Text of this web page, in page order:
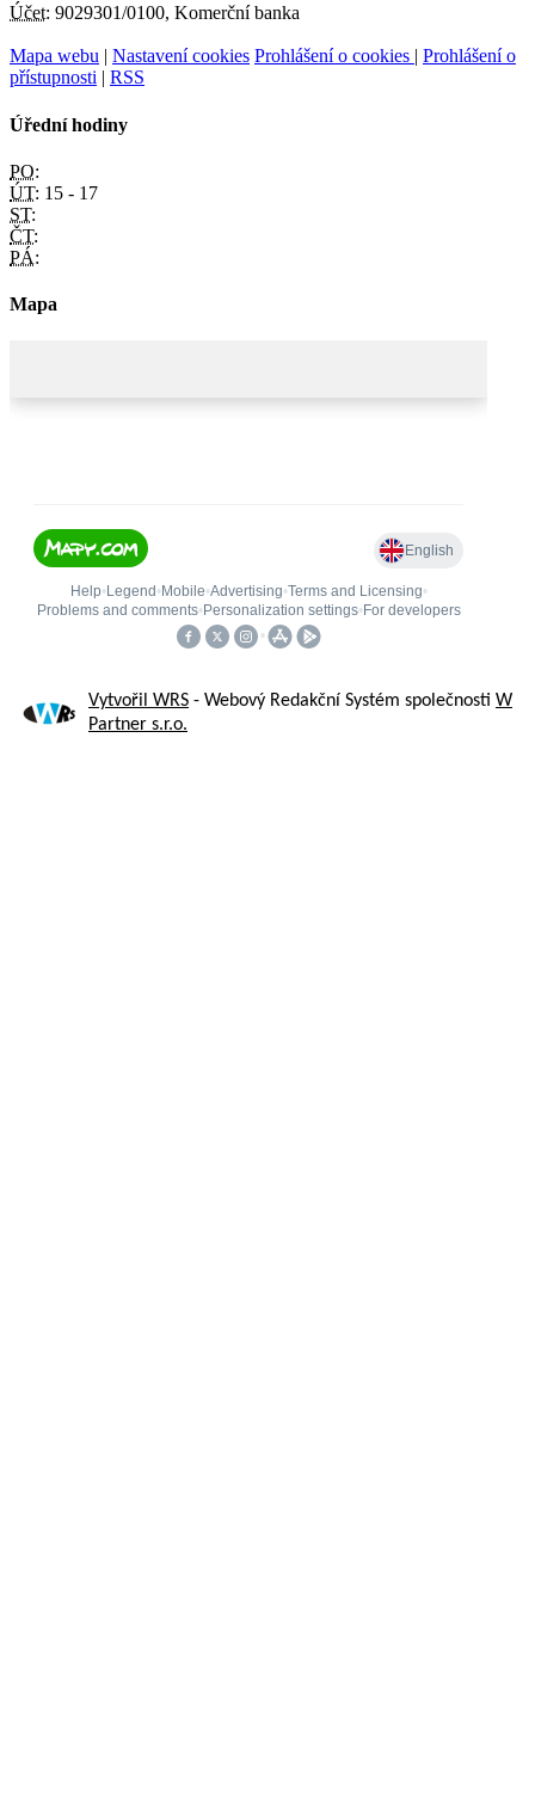
Účet: 9029301/0100, Komerční banka
Mapa webu | Nastavení cookies Prohlášení o cookies | Prohlášení o
přístupnosti | RSS
Úřední hodiny
PO:
ÚT: 15 - 17
ST:
ČT:
PÁ:
Mapa
Vytvořil WRS - Webový Redakční Systém společnosti W
Partner s.r.o.